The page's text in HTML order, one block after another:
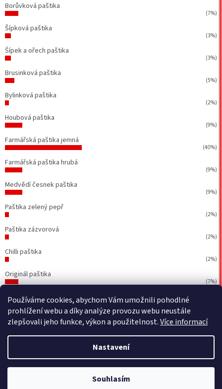
Používáme cookies, abychom Vám umožnili pohodlné
prohlížení webu a díky analýze provozu webu neustále
zlepšovali jeho funkce, výkon a použitelnost.Více informací
Nastavení
Souhlasím
Borůvková paštika
(7%)
Šípková paštika
(3%)
Šípek a ořech paštika
(3%)
Brusinková paštika
(5%)
Bylinková paštika
(2%)
Houbová paštika
(9%)
Farmářská paštika jemná
(40%)
Farmářská paštika hrubá
(9%)
Medvědí česnek paštika
(9%)
Paštika zelený pepř
(2%)
Paštika zázvorová
(2%)
Chilli paštika
(2%)
Originál paštika
(7%)
Počet hlasů:43
Copyright 2026Petr Walla - Poctivé paštiky a jiné dobrůtky.
Všechna práva vyhrazena.Upravit nastavení cookies